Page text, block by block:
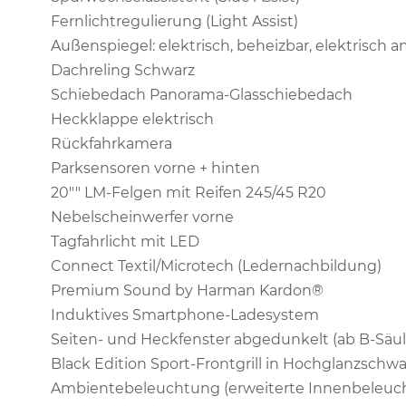
Fernlichtregulierung (Light Assist)
Außenspiegel: elektrisch, beheizbar, elektrisch
Dachreling Schwarz
Schiebedach Panorama-Glasschiebedach
Heckklappe elektrisch
Rückfahrkamera
Parksensoren vorne + hinten
20"" LM-Felgen mit Reifen 245/45 R20
Nebelscheinwerfer vorne
Tagfahrlicht mit LED
Connect Textil/Microtech (Ledernachbildung)
Premium Sound by Harman Kardon®
Induktives Smartphone-Ladesystem
Seiten- und Heckfenster abgedunkelt (ab B-
Black Edition Sport-Frontgrill in
Ambientebeleuchtung (erweiterte